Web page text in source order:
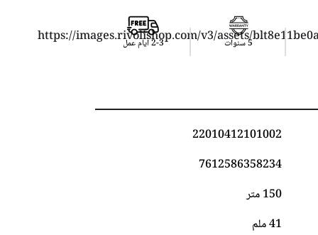
5 سنوات 2-3 أيام عمل
22010412101002
7612586358234
150 متر
41 ملم